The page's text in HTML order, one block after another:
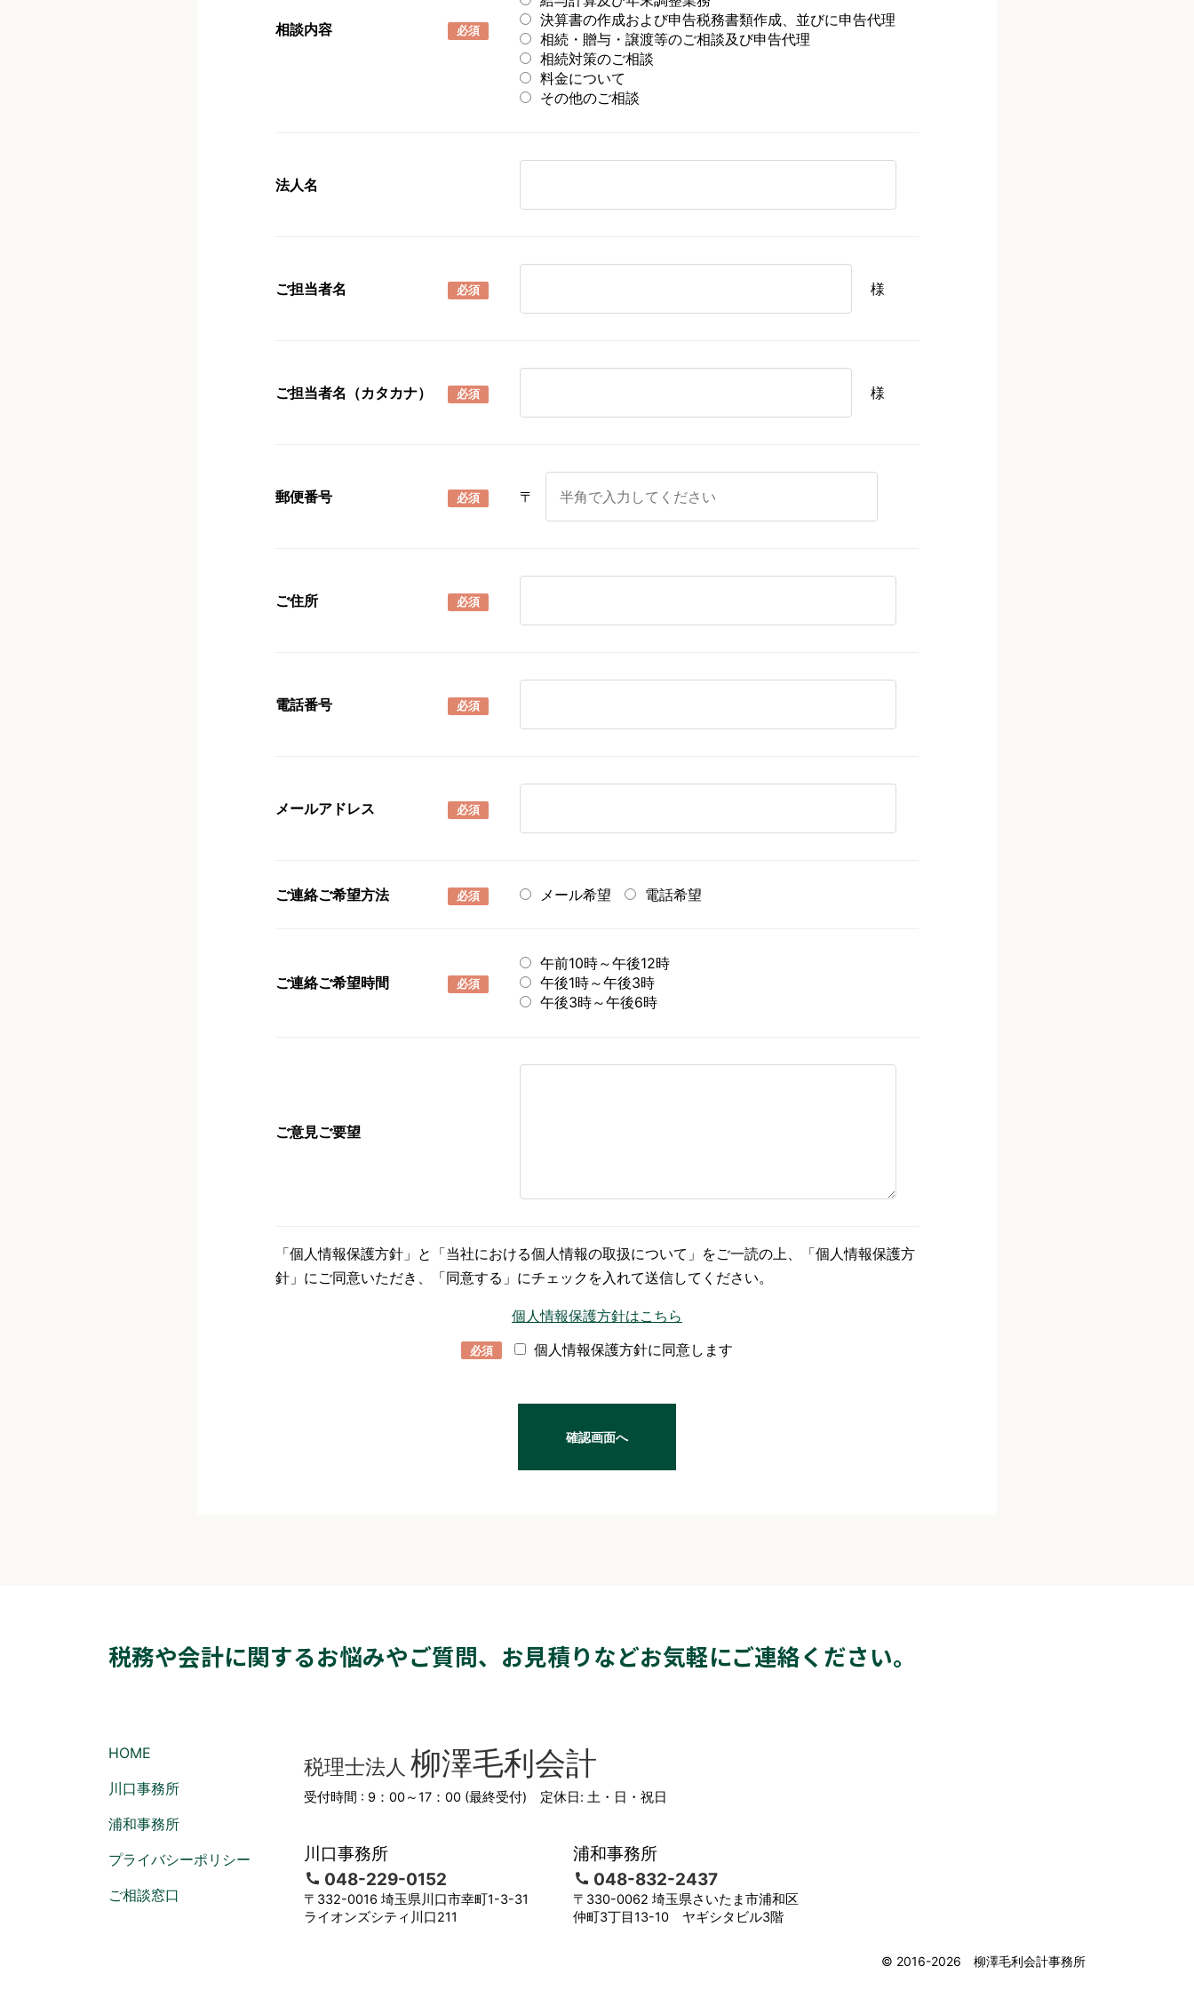
相談内容 必須
決算書の作成および申告税務書類作成、並びに申告代理
相続・贈与・譲渡等のご相談及び申告代理
相続対策のご相談
料金について
その他のご相談
法人名
ご担当者名 必須 様
ご担当者名（カタカナ） 必須 様
郵便番号 必須 〒
ご住所 必須
電話番号 必須
メールアドレス 必須
ご連絡ご希望方法 必須 メール希望 電話希望
ご連絡ご希望時間 必須
午前10時～午後12時
午後1時～午後3時
午後3時～午後6時
ご意見ご要望
「個人情報保護方針」と「当社における個人情報の取扱について」をご一読の上、「個人情報保護方
針」にご同意いただき、「同意する」にチェックを入れて送信してください。
個人情報保護方針はこちら
必須 個人情報保護方針に同意します
税務や会計に関するお悩みやご質問、お見積りなどお気軽にご連絡ください。
HOME
川口事務所
浦和事務所
プライバシーポリシー
ご相談窓口
税理士法人 柳澤毛利会計
受付時間 : 9：00～17：00 (最終受付) 定休日: 土・日・祝日
川口事務所
048-229-0152
〒332-0016 埼玉県川口市幸町1-3-31
ライオンズシティ川口211
浦和事務所
048-832-2437
〒330-0062 埼玉県さいたま市浦和区
仲町3丁目13-10 ヤギシタビル3階
© 2016-2026 柳澤毛利会計事務所